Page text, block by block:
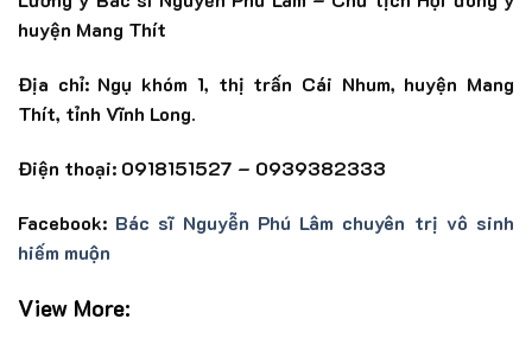
huyện Mang Thít
Địa chỉ: Ngụ khóm 1, thị trấn Cái Nhum, huyện Mang
Thít, tỉnh Vĩnh Long.
Điện thoại: 0918151527 – 0939382333
Facebook: Bác sĩ Nguyễn Phú Lâm chuyên trị vô sinh
hiếm muộn
View More: